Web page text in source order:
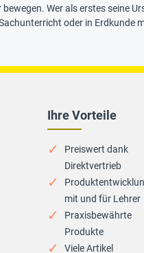
Wer als erstes seine
oder in Erdkunde
Ihre Vorteile
Preiswert dank
Direktvertrieb
mit und für Lehrer
Praxisbewährte
Produkte
Viele Artikel